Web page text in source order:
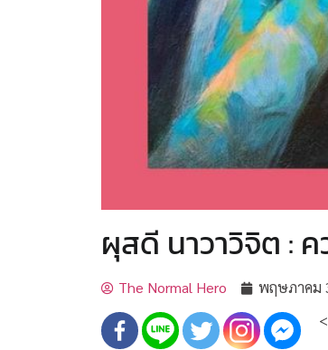
ผุสดี นาวาวิจิต :
The Normal Hero
พฤษภาคม